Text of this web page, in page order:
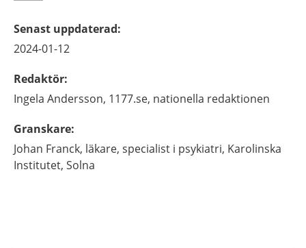
Senast uppdaterad:
2024-01-12
Redaktör:
Ingela Andersson, 1177.se, nationella redaktionen
Granskare:
Johan Franck, läkare, specialist i psykiatri, Karolinska
Institutet, Solna